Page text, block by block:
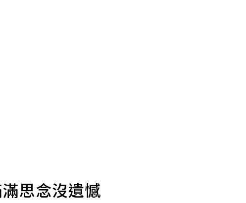
思念沒遺憾